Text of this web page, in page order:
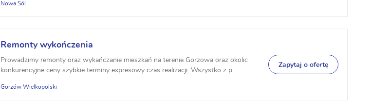
Nowa Sól
Remonty wykończenia
Prowadzimy remonty oraz wykańczanie mieszkań na terenie Gorzowa oraz okolic
konkurencyjne ceny szybkie terminy expresowy czas realizacji. Wszystko z p...
Gorzów Wielkopolski
Zapytaj o ofertę